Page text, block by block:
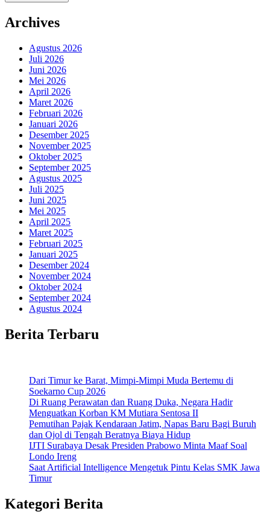
Archives
Agustus 2026
Juli 2026
Juni 2026
Mei 2026
April 2026
Maret 2026
Februari 2026
Januari 2026
Desember 2025
November 2025
Oktober 2025
September 2025
Agustus 2025
Juli 2025
Juni 2025
Mei 2025
April 2025
Maret 2025
Februari 2025
Januari 2025
Desember 2024
November 2024
Oktober 2024
September 2024
Agustus 2024
Berita Terbaru
Dari Timur ke Barat, Mimpi-Mimpi Muda Bertemu di
Soekarno Cup 2026
Di Ruang Perawatan dan Ruang Duka, Negara Hadir
Menguatkan Korban KM Mutiara Sentosa II
Pemutihan Pajak Kendaraan Jatim, Napas Baru Bagi Buruh
dan Ojol di Tengah Beratnya Biaya Hidup
IJTI Surabaya Desak Presiden Prabowo Minta Maaf Soal
Londo Ireng
Saat Artificial Intelligence Mengetuk Pintu Kelas SMK Jawa
Timur
Kategori Berita